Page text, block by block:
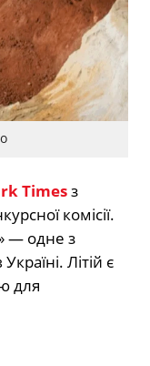
Timesз
комісії.
— одне з
Літій є
для